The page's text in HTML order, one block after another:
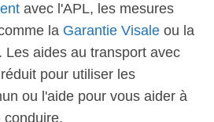
avec l'APL, les mesures
la Garantie Visale ou la
Les aides au transport avec
pour utiliser les
ou l'aide pour vous aider à
conduire.